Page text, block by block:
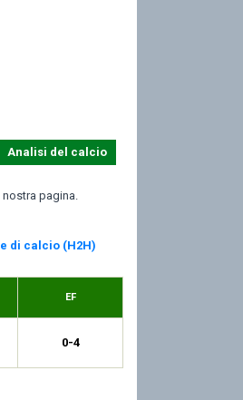
Analisi del calcio
pagina.
di calcio (H2H)
EF
0-4